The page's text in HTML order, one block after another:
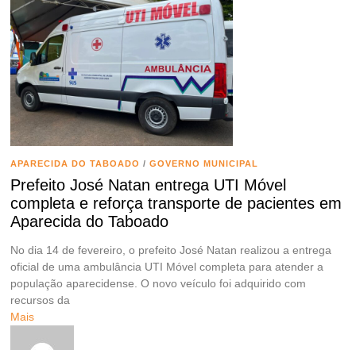
APARECIDA DO TABOADO / GOVERNO MUNICIPAL
Prefeito José Natan entrega UTI Móvel
completa e reforça transporte de pacientes em
Aparecida do Taboado
No dia 14 de fevereiro, o prefeito José Natan realizou a entrega
oficial de uma ambulância UTI Móvel completa para atender a
população aparecidense. O novo veículo foi adquirido com
recursos da
Mais